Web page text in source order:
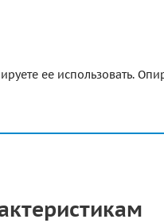
ее использовать.